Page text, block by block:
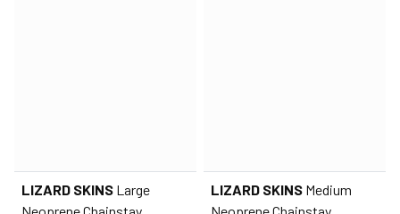
LIZARD SKINS Large
LIZARD SKINS Medium